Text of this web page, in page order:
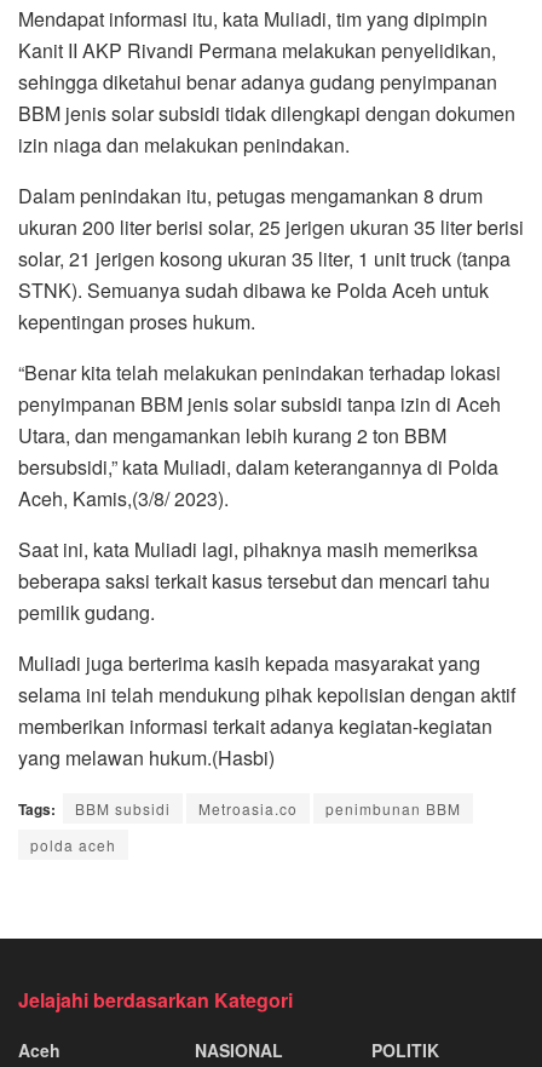
Mendapat informasi itu, kata Muliadi, tim yang dipimpin
Kanit II AKP Rivandi Permana melakukan penyelidikan,
sehingga diketahui benar adanya gudang penyimpanan
BBM jenis solar subsidi tidak dilengkapi dengan dokumen
izin niaga dan melakukan penindakan.
Dalam penindakan itu, petugas mengamankan 8 drum
ukuran 200 liter berisi solar, 25 jerigen ukuran 35 liter berisi
solar, 21 jerigen kosong ukuran 35 liter, 1 unit truck (tanpa
STNK). Semuanya sudah dibawa ke Polda Aceh untuk
kepentingan proses hukum.
“Benar kita telah melakukan penindakan terhadap lokasi
penyimpanan BBM jenis solar subsidi tanpa izin di Aceh
Utara, dan mengamankan lebih kurang 2 ton BBM
bersubsidi,” kata Muliadi, dalam keterangannya di Polda
Aceh, Kamis,(3/8/ 2023).
Saat ini, kata Muliadi lagi, pihaknya masih memeriksa
beberapa saksi terkait kasus tersebut dan mencari tahu
pemilik gudang.
Muliadi juga berterima kasih kepada masyarakat yang
selama ini telah mendukung pihak kepolisian dengan aktif
memberikan informasi terkait adanya kegiatan-kegiatan
yang melawan hukum.(Hasbi)
Tags: BBM subsidi Metroasia.co
penimbunan BBM
polda aceh
Jelajahi berdasarkan Kategori
Aceh NASIONAL POLITIK